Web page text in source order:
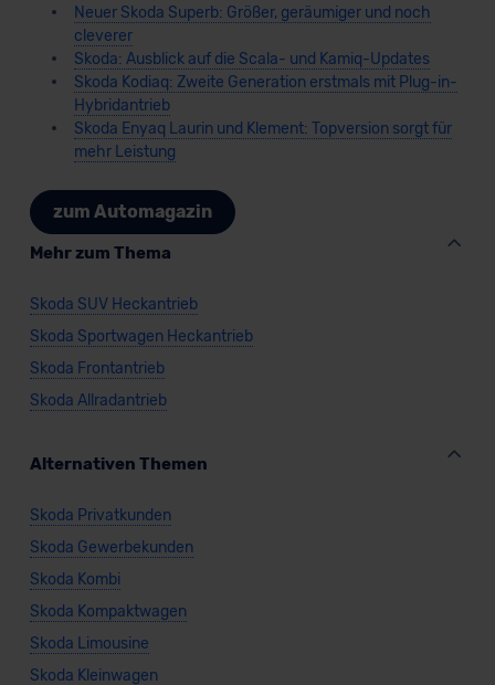
Neuer Skoda Superb: Größer, geräumiger und noch
cleverer
Skoda: Ausblick auf die Scala- und Kamiq-Updates
Skoda Kodiaq: Zweite Generation erstmals mit Plug-in-
Hybridantrieb
Skoda Enyaq Laurin und Klement: Topversion sorgt für
mehr Leistung
zum Automagazin
Mehr zum Thema
Skoda SUV Heckantrieb
Skoda Sportwagen Heckantrieb
Skoda Frontantrieb
Skoda Allradantrieb
Alternativen Themen
Skoda Privatkunden
Skoda Gewerbekunden
Skoda Kombi
Skoda Kompaktwagen
Skoda Limousine
Skoda Kleinwagen